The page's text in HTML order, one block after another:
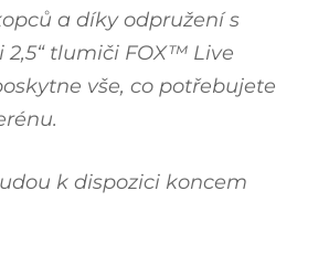
a díky odpružení s
tlumiči FOX™ Live
vše, co potřebujete
k dispozici koncem